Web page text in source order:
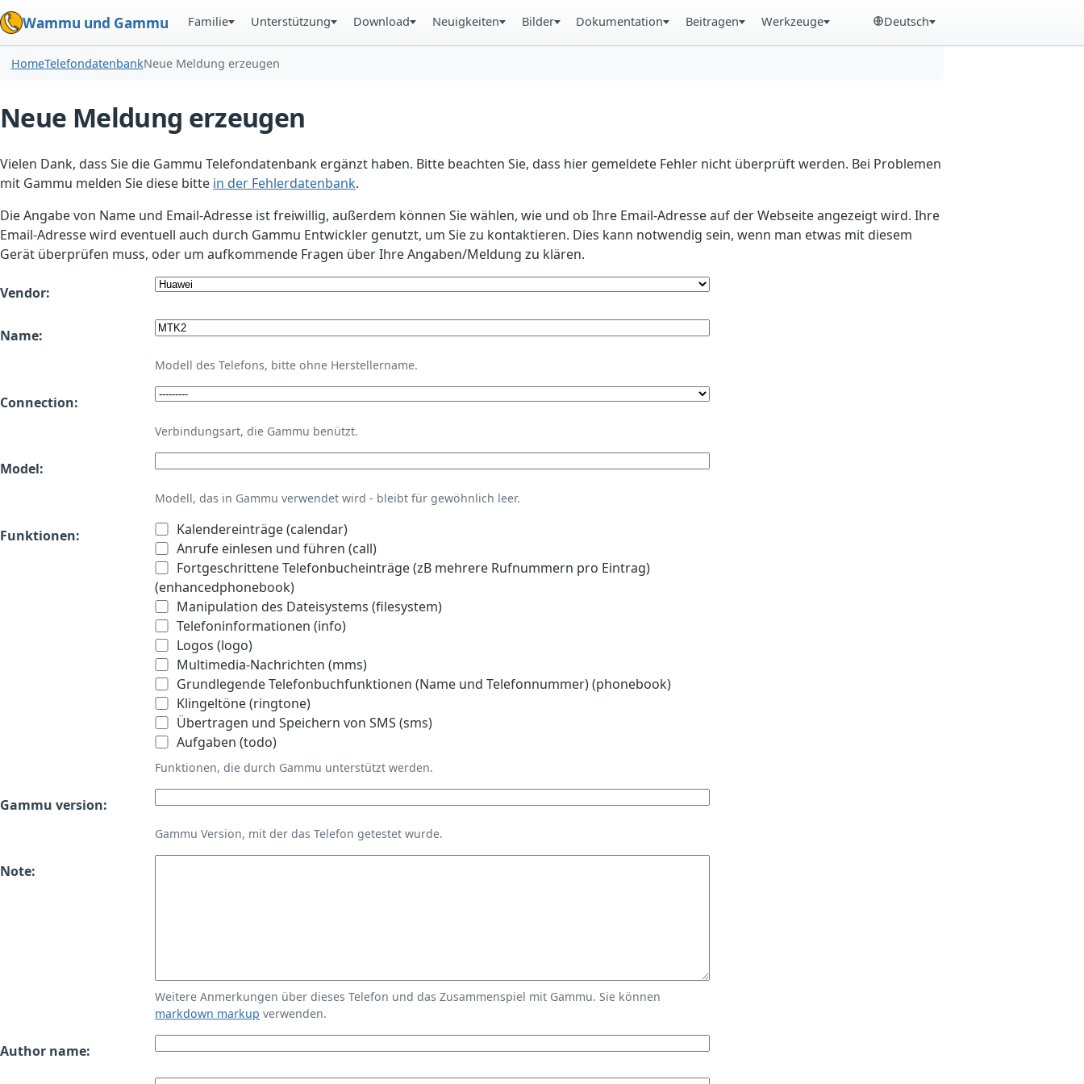
Wammu und Gammu Familie Unterstützung Download Neuigkeiten Bilder Dokumentation Beitragen Werkzeuge Deutsch
HomeTelefondatenbankNeue Meldung erzeugen
Neue Meldung erzeugen
Vielen Dank, dass Sie die Gammu Telefondatenbank ergänzt haben. Bitte beachten Sie, dass hier gemeldete Fehler nicht überprüft werden. Bei Problemen
mit Gammu melden Sie diese bitte in der Fehlerdatenbank.
Die Angabe von Name und Email-Adresse ist freiwillig, außerdem können Sie wählen, wie und ob Ihre Email-Adresse auf der Webseite angezeigt wird. Ihre
Email-Adresse wird eventuell auch durch Gammu Entwickler genutzt, um Sie zu kontaktieren. Dies kann notwendig sein, wenn man etwas mit diesem
Gerät überprüfen muss, oder um aufkommende Fragen über Ihre Angaben/Meldung zu klären.
Vendor:
Name:
Modell des Telefons, bitte ohne Herstellername.
Connection:
Verbindungsart, die Gammu benützt.
Model:
Modell, das in Gammu verwendet wird - bleibt für gewöhnlich leer.
Funktionen:
Kalendereinträge (calendar)
Anrufe einlesen und führen (call)
Fortgeschrittene Telefonbucheinträge (zB mehrere Rufnummern pro Eintrag)
(enhancedphonebook)
Manipulation des Dateisystems (filesystem)
Telefoninformationen (info)
Logos (logo)
Multimedia-Nachrichten (mms)
Grundlegende Telefonbuchfunktionen (Name und Telefonnummer) (phonebook)
Klingeltöne (ringtone)
Übertragen und Speichern von SMS (sms)
Aufgaben (todo)
Funktionen, die durch Gammu unterstützt werden.
Gammu version:
Gammu Version, mit der das Telefon getestet wurde.
Note:
Weitere Anmerkungen über dieses Telefon und das Zusammenspiel mit Gammu. Sie können
markdown markup verwenden.
Author name: